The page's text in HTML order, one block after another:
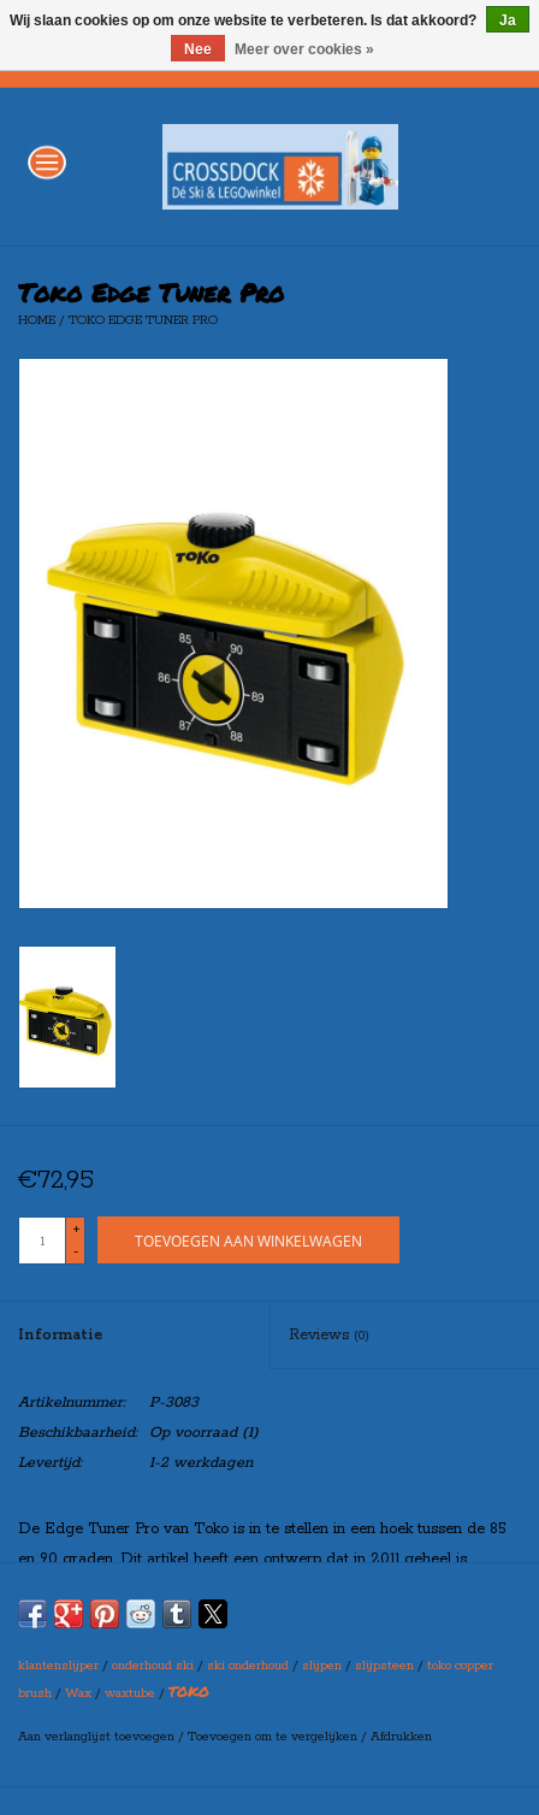
WINTERSPORT
LEGO
AKTIE
Toko Edge Tuner Pro
HOME / TOKO EDGE TUNER PRO
€72,95
+
-
TOEVOEGEN AAN WINKELWAGEN
Informatie Reviews (0)
Artikelnummer:
P-3083
Beschikbaarheid:
Op voorraad(1)
Levertijd:
1-2 werkdagen
De Edge Tuner Pro van Toko is in te stellen in een hoek tussen de 85
en 90 graden. Dit artikel heeft een ontwerp dat in 2011 geheel is
gelagerde wieltjes zorgen voor een goede geleiding van de vijlhouder
klantenslijper / onderhoud ski / ski onderhoud / slijpen / slijpsteen / toko copper
brush / Wax / waxtube / TOKO
Aan verlanglijst toevoegen / Toevoegen om te vergelijken / Afdrukken
Wij slaan cookies op om onze website te verbeteren. Is dat akkoord?
Ja
Nee
Meer over cookies »